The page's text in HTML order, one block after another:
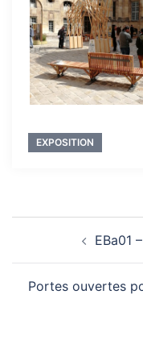
EXPOSITION
d’article EBa01
Portes ouvertes